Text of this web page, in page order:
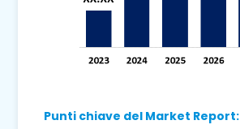
Punti chiave del Market Report: